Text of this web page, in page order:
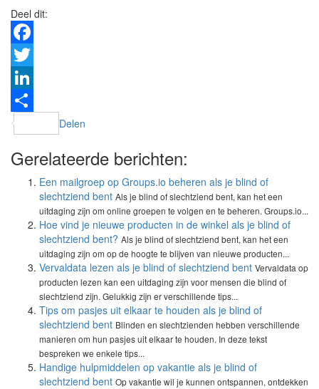
Deel dit:
Facebook
Twitter
LinkedIn
Delen
Gerelateerde berichten:
Een mailgroep op Groups.io beheren als je blind of
slechtziend bent Als je blind of slechtziend bent, kan het een
uitdaging zijn om online groepen te volgen en te beheren. Groups.io...
Hoe vind je nieuwe producten in de winkel als je blind of
slechtziend bent? Als je blind of slechtziend bent, kan het een
uitdaging zijn om op de hoogte te blijven van nieuwe producten...
Vervaldata lezen als je blind of slechtziend bent Vervaldata op
producten lezen kan een uitdaging zijn voor mensen die blind of
slechtziend zijn. Gelukkig zijn er verschillende tips...
Tips om pasjes uit elkaar te houden als je blind of
slechtziend bent Blinden en slechtzienden hebben verschillende
manieren om hun pasjes uit elkaar te houden. In deze tekst
bespreken we enkele tips...
Handige hulpmiddelen op vakantie als je blind of
slechtziend bent Op vakantie wil je kunnen ontspannen, ontdekken